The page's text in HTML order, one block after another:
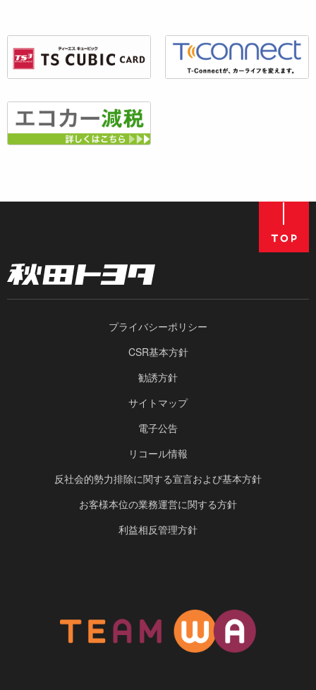
プライバシーポリシー
CSR基本方針
勧誘方針
サイトマップ
電子公告
リコール情報
反社会的勢力排除に関する宣言および基本方針
お客様本位の業務運営に関する方針
利益相反管理方針